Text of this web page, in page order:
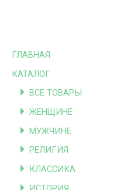
ГЛАВНАЯ
КАТАЛОГ
ВСЕ ТОВАРЫ
ЖЕНЩИНЕ
МУЖЧИНЕ
РЕЛИГИЯ
КЛАССИКА